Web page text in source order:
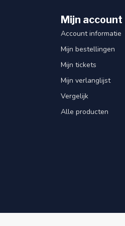
Mijn account
Account informatie
Mijn bestellingen
Mijn tickets
Mijn verlanglijst
Vergelijk
Alle producten